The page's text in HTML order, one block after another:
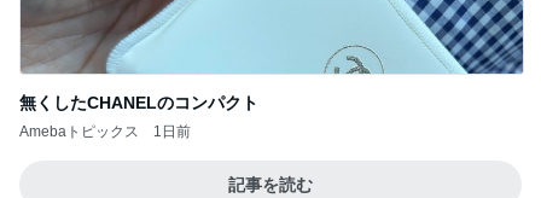
無くしたCHANELのコンパクト
Amebaトピックス 1日前
記事を読む